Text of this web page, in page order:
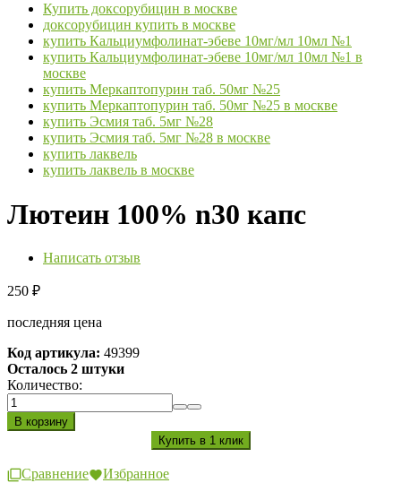
Купить доксорубицин в москве
доксорубицин купить в москве
купить Кальциумфолинат-эбеве 10мг/мл 10мл №1
купить Кальциумфолинат-эбеве 10мг/мл 10мл №1 в
москве
купить Меркаптопурин таб. 50мг №25
купить Меркаптопурин таб. 50мг №25 в москве
купить Эсмия таб. 5мг №28
купить Эсмия таб. 5мг №28 в москве
купить лаквель
купить лаквель в москве
Лютеин 100% n30 капс
Написать отзыв
250 ₽
последняя цена
Код артикула: 49399
Осталось 2 штуки
Количество:
Сравнение Избранное